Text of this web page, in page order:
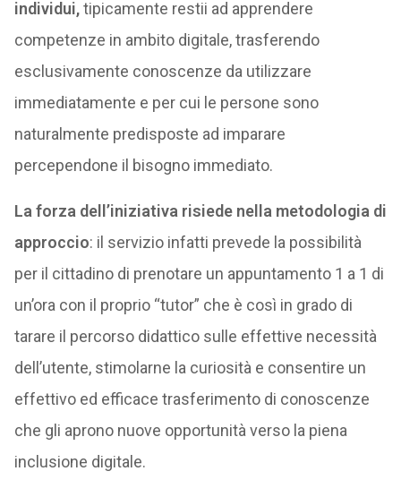
individui,tipicamente restii ad apprendere
competenze in ambito digitale, trasferendo
esclusivamente conoscenze da utilizzare
immediatamente e per cui le persone sono
naturalmente predisposte ad imparare
percependone il bisogno immediato.
La forza dell’iniziativa risiede nella metodologia di
approccio: il servizio infatti prevede la possibilità
per il cittadino di prenotare un appuntamento 1 a 1 di
un’ora con il proprio “tutor” che è così in grado di
tarare il percorso didattico sulle effettive necessità
dell’utente, stimolarne la curiosità e consentire un
effettivo ed efficace trasferimento di conoscenze
che gli aprono nuove opportunità verso la piena
inclusione digitale.